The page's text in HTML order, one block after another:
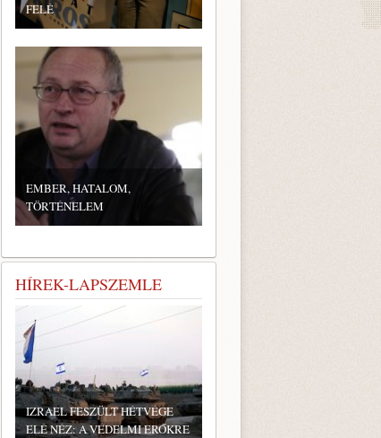
FELÉ
EMBER, HATALOM,
TÖRTÉNELEM
HÍREK-LAPSZEMLE
IZRAEL FESZÜLT HÉTVÉGE
ELÉ NÉZ: A VÉDELMI ERŐKRE